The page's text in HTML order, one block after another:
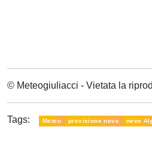
© Meteogiuliacci - Vietata la
Tags: Meteo previsione neve neve